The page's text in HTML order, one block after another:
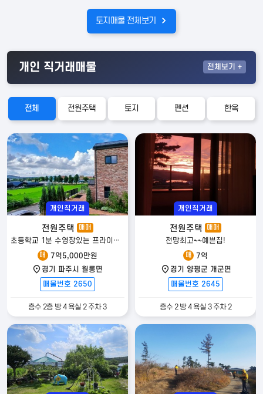
토지 매물 전체보기
개인 직거래매물 전체 보기 +
전체 전원주택 토지 펜션 한옥
개인직거래
전원주택 매매
초등학교 1분 수영장있는 프라이빗 하우스
매 7억5,000만원
경기 파주시 월롱면
매물번호 2650
층수 2층 방 4 욕실 2 주차 3
개인직거래
전원주택 매매
전망최고~~예쁜집!
매
7억
경기 양평군 개군면
매물번호 2645
층수 2 방 4 욕실 3 주차 2